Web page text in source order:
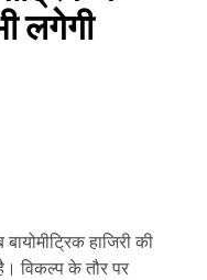
लगेगी
हाजिरी की
विकल्प के तौर पर